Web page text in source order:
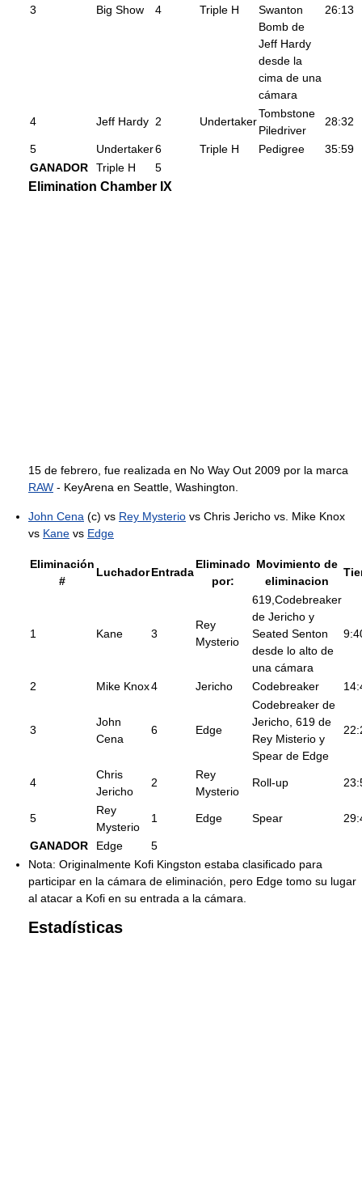
3 Big Show 4 Triple H
Swanton
Bomb de
Jeff Hardy
desde la
cima de una
cámara
26:13
4 Jeff Hardy 2 Undertaker
Tombstone
Piledriver
28:32
5 Undertaker6 Triple H Pedigree
35:59
GANADOR
Triple H 5
Elimination Chamber IX
15 de febrero, fue realizada en No Way Out 2009 por la marca
RAW - KeyArena en Seattle, Washington.
John Cena (c) vs Rey Mysterio vs Chris Jericho vs. Mike Knox
vs Kane vs Edge
Eliminación
#
LuchadorEntrada
Eliminado
por:
Movimiento de
eliminacion
1 Kane 3
Rey
Mysterio
619,Codebreaker
de Jericho y
Seated Senton
desde lo alto de
una cámara
2 Mike Knox4 Jericho Codebreaker
3
John
Cena
6 Edge
Codebreaker de
Jericho, 619 de
Rey Misterio y
Spear de Edge
4
Chris
Jericho
2
Rey
Mysterio
Roll-up
5
Rey
Mysterio
1 Edge Spear
GANADOR Edge
5
Nota: Originalmente Kofi Kingston estaba clasificado para
participar en la cámara de eliminación, pero Edge tomo su lugar
al atacar a Kofi en su entrada a la cámara.
Estadísticas